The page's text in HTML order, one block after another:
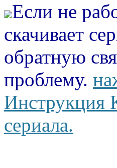
Если не
скачивает
обратную
проблему.
Инструкция
сериала.